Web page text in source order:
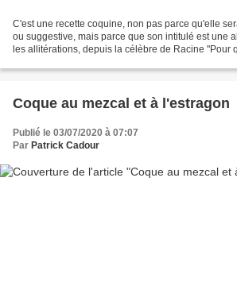
C'est une recette coquine, non pas parce qu'elle
ou suggestive, mais parce que son intitulé est une
les allitérations, depuis la célèbre de Racine "Pour
Coque au mezcal et à l'estragon
Publié le 03/07/2020 à 07:07
Par Patrick Cadour